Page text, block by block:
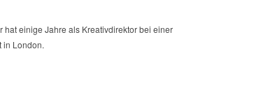
hat einige Jahre als Kreativdirektor bei einer
in London.